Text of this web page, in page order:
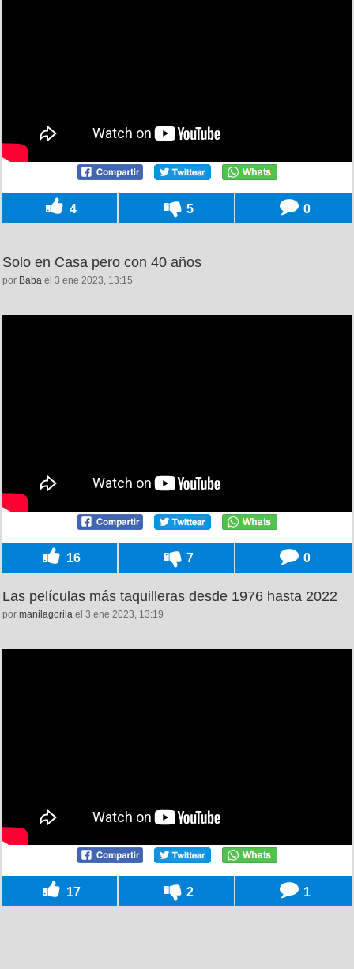
4 5 0
Solo en Casa pero con 40 años
por Baba el 3 ene 2023, 13:15
16 7 0
Las películas más taquilleras desde 1976 hasta 2022
por manilagorila el 3 ene 2023, 13:19
17 2 1